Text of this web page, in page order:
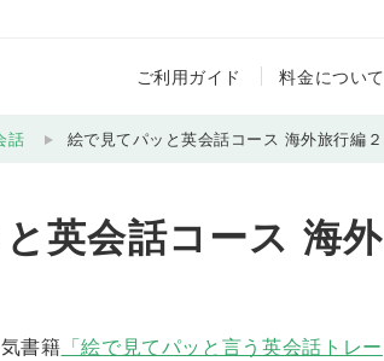
ご利用ガイド 料金について
話 絵で見てパッと英会話コース 海外旅行編２
英会話コース 海外
書籍 「絵で見てパッと言う英会話トレー